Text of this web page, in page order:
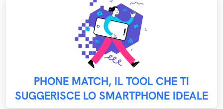
PHONE MATCH, IL TOOL CHE TI
SUGGERISCE LO SMARTPHONE IDEALE